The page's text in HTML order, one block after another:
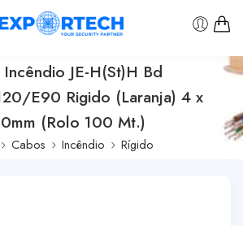
JE-H(St)H Bd
E90 Rigido (Laranja) 4 x
(Rolo 100 Mt.)
Cabos Incêndio Rígido